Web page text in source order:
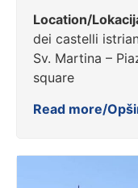
Location/
dei castelli
Sv. Martina –
square
Read more/